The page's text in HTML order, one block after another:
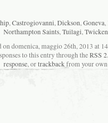
, Castrogiovanni, Dickson, Goneva,
Northampton Saints, Tuilagi,
on domenica, maggio 26th, 2013 at
to this entry through theRSS
response, ortrackbackfrom your